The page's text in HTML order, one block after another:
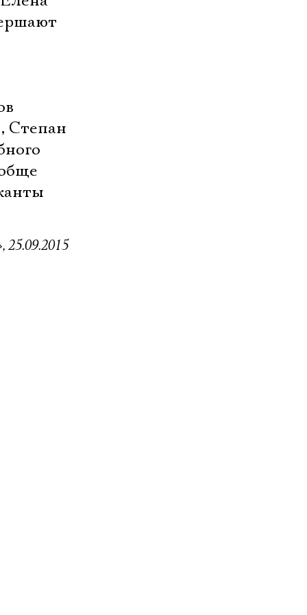
Степан
25.09.2015